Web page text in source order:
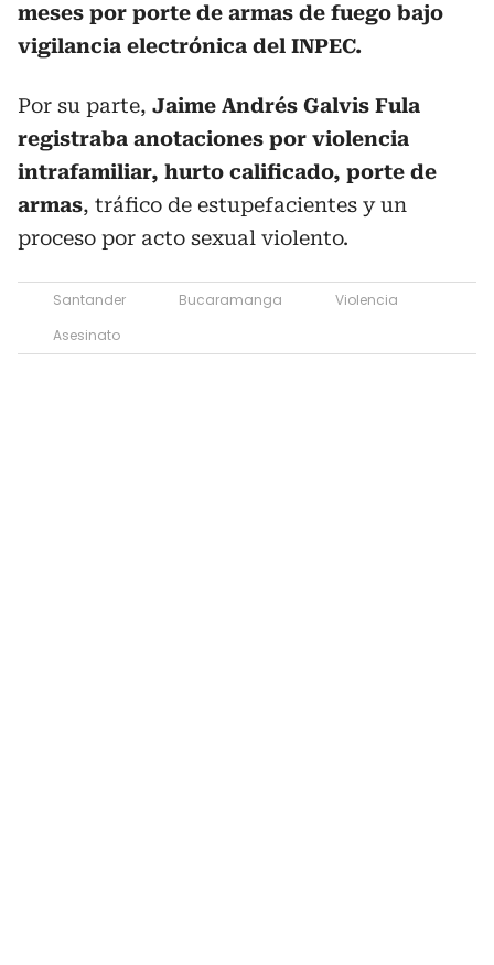
meses por porte de armas de fuego bajo
vigilancia electrónica del INPEC.
Por su parte, Jaime Andrés Galvis Fula
registraba anotaciones por violencia
intrafamiliar, hurto calificado, porte de
armas, tráfico de estupefacientes y un
proceso por acto sexual violento.
Santander Bucaramanga
Violencia
Asesinato